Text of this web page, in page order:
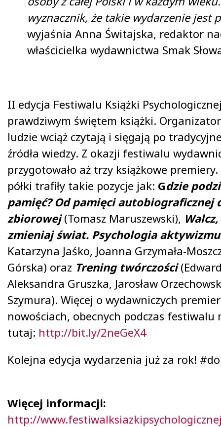
wyznacznik, że takie wydarzenie jest
wyjaśnia Anna Świtajska, redaktor
właścicielka wydawnictwa Smak
II edycja Festiwalu Książki
prawdziwym świętem książki.
ludzie wciąż czytają i sięgają po
źródła wiedzy. Z okazji festiwalu
przygotowało aż trzy książkowe
półki trafiły takie pozycje jak: Gdzie
pamięć?Od pamięci autobiograficznej
zbiorowej(Tomasz Maruszewski),
zmieniaj świat. Psychologia
Katarzyna Jaśko, Joanna Grzymała-
Górska) oraz Trening twórczości
Aleksandra Gruszka, Jarosław
Szymura). Więcej o wydawniczych
nowościach, obecnych podczas festiwalu
tutaj: http://bit.ly/2neGeX4
Kolejna edycja wydarzenia już za rok!
Więcej informacji:
http://